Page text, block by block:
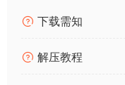
下载需知
解压教程